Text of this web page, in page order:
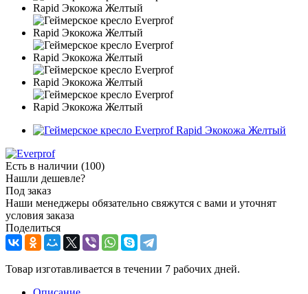
Есть в наличии (100)
Нашли дешевле?
Под заказ
Наши менеджеры обязательно свяжутся с вами и уточнят
условия заказа
Поделиться
Товар изготавливается в течении 7 рабочих дней.